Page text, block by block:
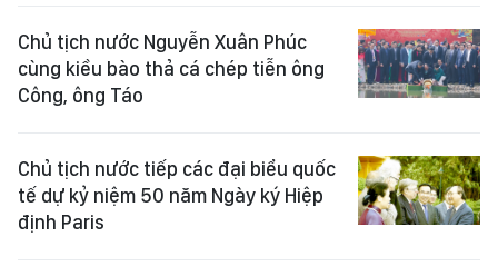
Chủ tịch nước Nguyễn Xuân Phúc
cùng kiều bào thả cá chép tiễn ông
Công, ông Táo
Chủ tịch nước tiếp các đại biểu quốc
tế dự kỷ niệm 50 năm Ngày ký Hiệp
định Paris